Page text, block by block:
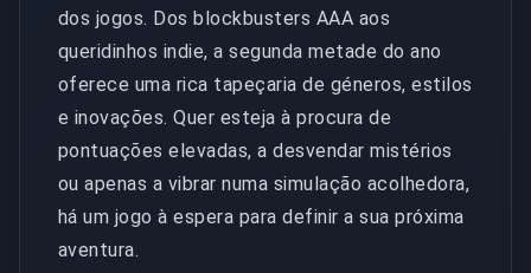
dos jogos. Dos blockbusters AAA aos
queridinhos indie, a segunda metade do ano
oferece uma rica tapeçaria de géneros, estilos
e inovações. Quer esteja à procura de
pontuações elevadas, a desvendar mistérios
ou apenas a vibrar numa simulação acolhedora,
há um jogo à espera para definir a sua próxima
aventura.